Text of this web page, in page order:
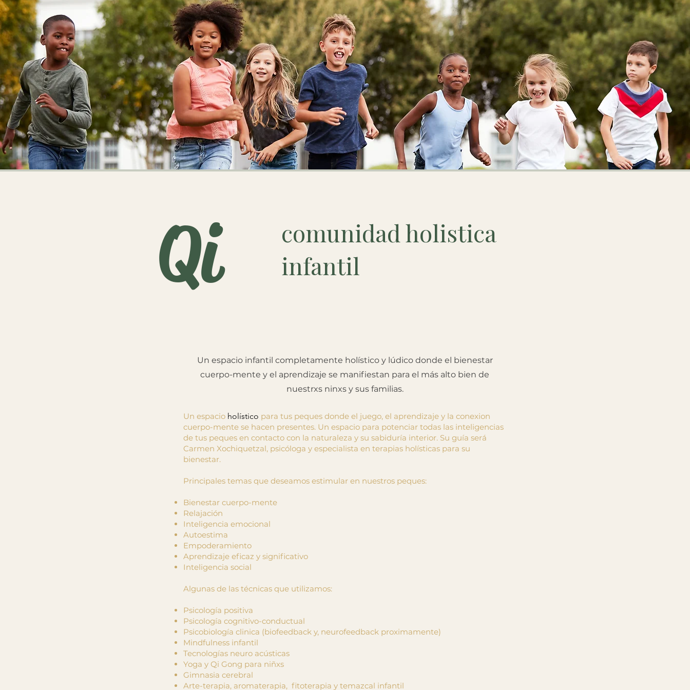
Qi
comunidad holistica
infantil
Un espacio infantil completamente holístico y lúdico donde el bienestar
cuerpo-mente y el aprendizaje se manifiestan para el más alto bien de
nuestrxs ninxs y sus familias.
Un espacio holístico para tus peques donde el juego, el aprendizaje y la conexion
cuerpo-mente se hacen presentes. Un espacio para potenciar todas las inteligencias
de tus peques en contacto con la naturaleza y su sabiduría interior. Su guía será
Carmen Xochiquetzal, psicóloga y especialista en terapias holísticas para su
bienestar.
Principales temas que deseamos estimular en nuestros peques:
Bienestar cuerpo-mente
Relajación
Inteligencia emocional
Autoestima
Empoderamiento
Aprendizaje eficaz y significativo
Inteligencia social
Algunas de las técnicas que utilizamos:
Psicología positiva
Psicología cognitivo-conductual
Psicobiología clinica (biofeedback y, neurofeedback proximamente)
Mindfulness infantil
Tecnologías neuro acústicas
Yoga y Qi Gong para niñxs
Gimnasia cerebral
Arte-terapia, aromaterapia, fitoterapia y temazcal infantil